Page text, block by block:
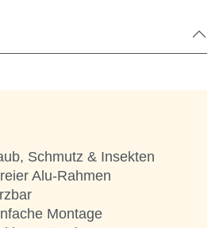
Schmutz & Insekten
Alu-Rahmen
Montage